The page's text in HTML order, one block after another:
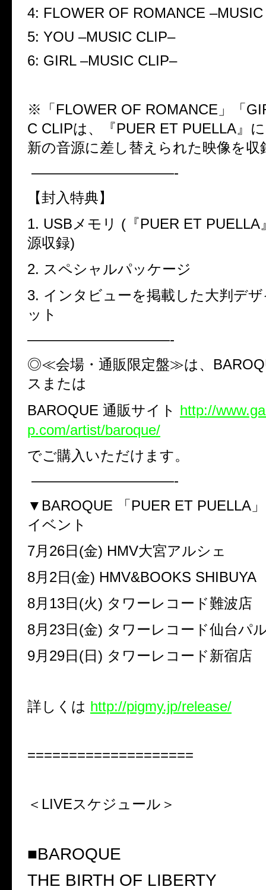
4: FLOWER OF ROMANCE –
5: YOU –MUSIC CLIP–
6: GIRL –MUSIC CLIP–
※「FLOWER OF ROMANCE 」「
C CLIPは、『PUER ET PUELLA 』
新の音源に差し替えられた映像を収
——————————-
【封入特典】
1. USB メモリ ( 『PUER ET PUELLA
源収録)
2. スペシャルパッケージ
3. インタビューを掲載した大判デ
ット
——————————-
◎≪会場・通販限定盤≫は、
スまたは
BAROQUE 通販サイト http://
p.com/artist/baroque/
でご購入いただけます。
——————————-
▼ BAROQUE 「PUER ET PUELLA
イベント
7月 26日(金) HMV大宮アルシェ
8月 2日(金) HMV&BOOKS SHIBUYA
8月 13日(火) タワーレコード難波店
8月 23日(金) タワーレコード仙台パ
9月 29日(日) タワーレコード新宿店
詳しくは http://pigmy.jp/release/
====================
＜ LIVEスケジュール＞
■BAROQUE
THE BIRTH OF LIBERTY